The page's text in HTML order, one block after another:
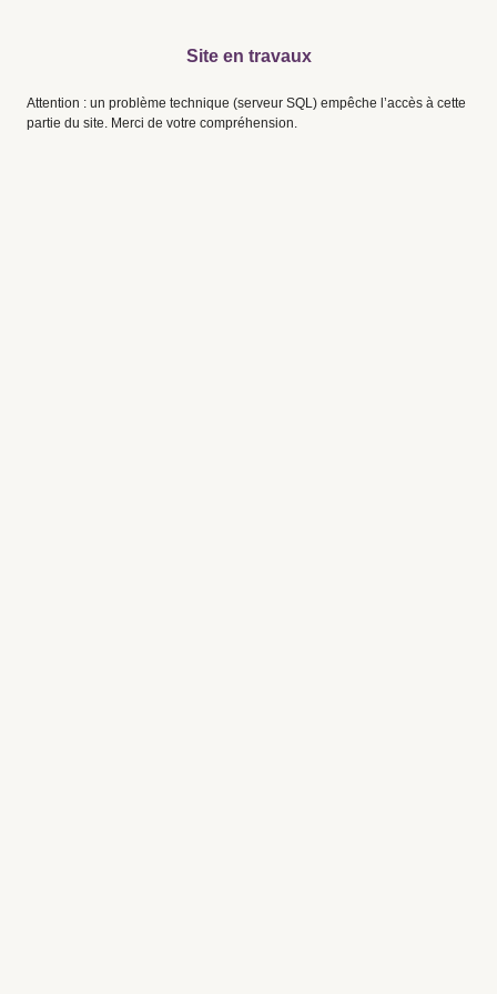
Site en travaux
Attention : un problème technique (serveur SQL) empêche l’accès à cette
partie du site. Merci de votre compréhension.